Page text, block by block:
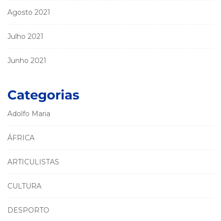
Agosto 2021
Julho 2021
Junho 2021
Categorias
Adolfo Maria
ÁFRICA
ARTICULISTAS
CULTURA
DESPORTO